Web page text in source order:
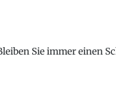
Sie immer einen